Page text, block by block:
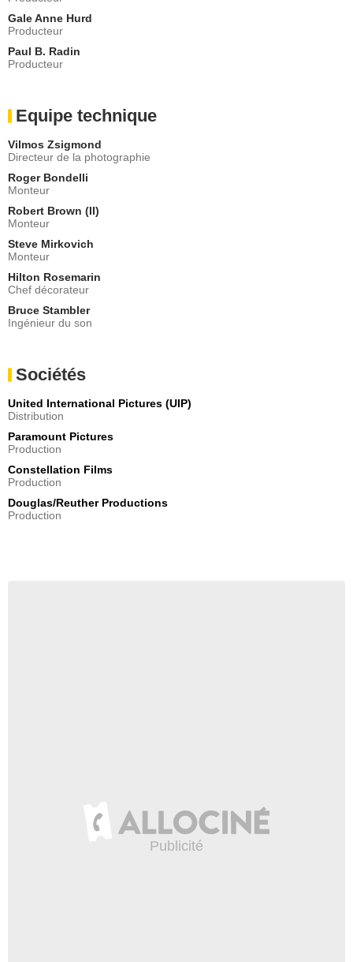
Gale Anne Hurd
Producteur
Paul B. Radin
Producteur
Equipe technique
Vilmos Zsigmond
Directeur de la photographie
Roger Bondelli
Monteur
Robert Brown (II)
Monteur
Steve Mirkovich
Monteur
Hilton Rosemarin
Chef décorateur
Bruce Stambler
Ingénieur du son
Sociétés
United International Pictures (UIP)
Distribution
Paramount Pictures
Production
Constellation Films
Production
Douglas/Reuther Productions
Production